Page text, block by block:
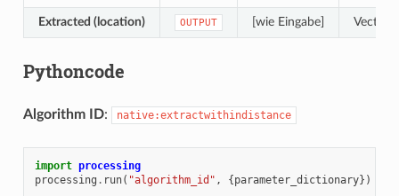
Extracted (location) OUTPUT [wie Eingabe] Vector
Pythoncode
Algorithm ID: native:extractwithindistance
import processing
processing . run( "algorithm_id" , {parameter_dictionary})